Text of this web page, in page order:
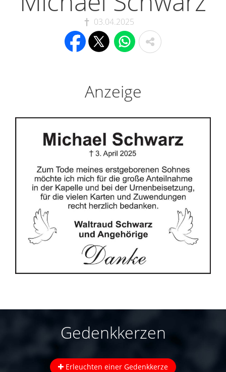
03.04.2025
Anzeige
Gedenkkerzen
Erleuchten einer Gedenkkerze